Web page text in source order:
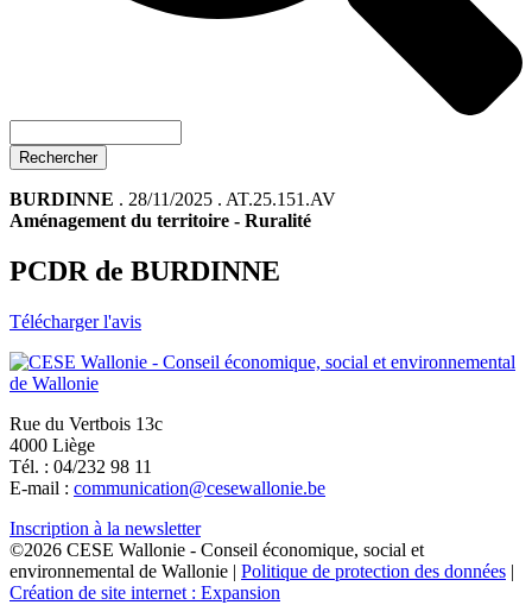
BURDINNE . 28/11/2025 . AT.25.151.AV
Aménagement du territoire - Ruralité
PCDR de BURDINNE
Télécharger l'avis
Rue du Vertbois 13c
4000 Liège
Tél. : 04/232 98 11
E-mail : communication@cesewallonie.be
Inscription à la newsletter
©2026 CESE Wallonie - Conseil économique, social et
environnemental de Wallonie | Politique de protection des données |
Création de site internet : Expansion